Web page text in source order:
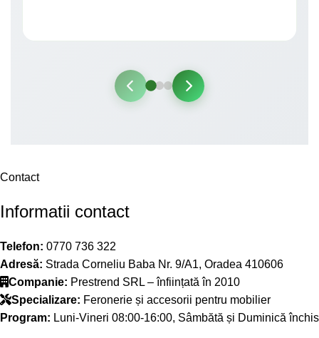
Contact
Informatii contact
Telefon: 0770 736 322
Adresă: Strada Corneliu Baba Nr. 9/A1, Oradea 410606
Companie: Prestrend SRL – înființată în 2010
Specializare: Feronerie și accesorii pentru mobilier
Program: Luni-Vineri 08:00-16:00, Sâmbătă și Duminică închis